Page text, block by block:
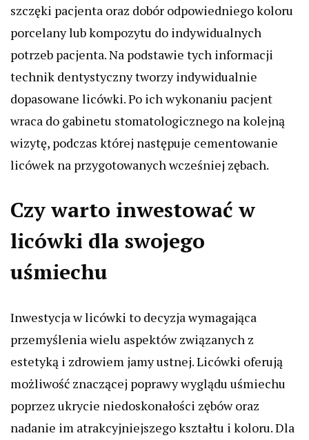
szczęki pacjenta oraz dobór odpowiedniego koloru
porcelany lub kompozytu do indywidualnych
potrzeb pacjenta. Na podstawie tych informacji
technik dentystyczny tworzy indywidualnie
dopasowane licówki. Po ich wykonaniu pacjent
wraca do gabinetu stomatologicznego na kolejną
wizytę, podczas której następuje cementowanie
licówek na przygotowanych wcześniej zębach.
Czy warto inwestować w
licówki dla swojego
uśmiechu
Inwestycja w licówki to decyzja wymagająca
przemyślenia wielu aspektów związanych z
estetyką i zdrowiem jamy ustnej. Licówki oferują
możliwość znaczącej poprawy wyglądu uśmiechu
poprzez ukrycie niedoskonałości zębów oraz
nadanie im atrakcyjniejszego kształtu i koloru. Dla